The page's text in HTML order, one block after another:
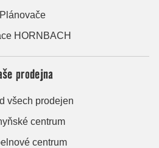
Plánovače
HORNBACH
prodejna
všech prodejen
centrum
centrum